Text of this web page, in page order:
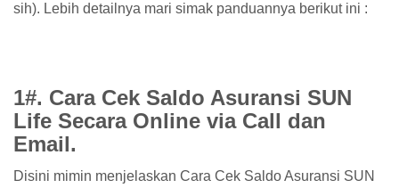
sih). Lebih detailnya mari simak panduannya berikut ini :
1#. Cara Cek Saldo Asuransi SUN
Life Secara Online via Call dan
Email.
Disini mimin menjelaskan Cara Cek Saldo Asuransi SUN